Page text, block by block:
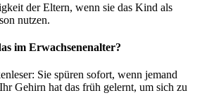
der Eltern, wenn sie das Kind als
nutzen.
im Erwachsenenalter?
Sie spüren sofort, wenn jemand
Gehirn hat das früh gelernt, um sich zu